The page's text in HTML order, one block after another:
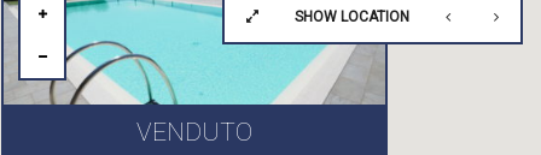
VENDUTO
SHOW LOCATION